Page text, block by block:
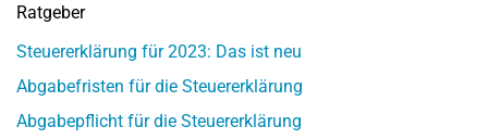
Ratgeber
Steuererklärung für 2023: Das ist neu
Abgabefristen für die Steuererklärung
Abgabepflicht für die Steuererklärung